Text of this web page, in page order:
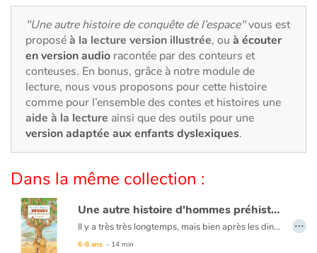
En famille
Quotidien et loisirs
À l'école
Fêtes et évènements
Sujets de société
Émotions et sentiments
"Une autre histoire de conquête de l’espace"vous est
proposéà la lecture version illustrée, ou à écouter
en version audio racontée par des conteurs et
conteuses. En bonus, grâce à notre module de
lecture, nous vous proposons pour cette histoire
comme pour l’ensemble des contes et histoires une
aide à la lecture ainsi que des outils pour une
version adaptée aux enfants dyslexiques.
Dans la même collection :
Une autre histoire d'hommes préhistoriques • Les origines
Il y a très très longtemps, mais bien après les dinosaures, la planète était peuplée de grands singes. Voyons comment l'un d'entre eux a évolué en homme. Pourquoi a-t-il quitté les arbres pour la terre ferme ? Quelles espèces d’HOMMES sont apparues ? Comment étaient-ils ? Poilus ? Voûtés ? Petits ou géants ? Quels outils utilisaient-ils ? Pour quoi faire ?
Après Une Autre Histoire de Dinos
6-8 ans - 14 min
…